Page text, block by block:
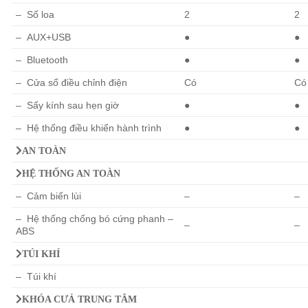
– Số loa 2 2
– AUX+USB ● ●
– Bluetooth ● ●
– Cửa sổ điều chỉnh điện Có Có
– Sấy kính sau hẹn giờ ● ●
– Hệ thống điều khiển hành trình ● ●
AN TOÀN
HỆ THỐNG AN TOÀN
– Cảm biến lùi – –
– Hệ thống chống bó cứng phanh –
ABS
– –
TÚI KHÍ
– Túi khí
KHÓA CƯẢ TRUNG TÂM